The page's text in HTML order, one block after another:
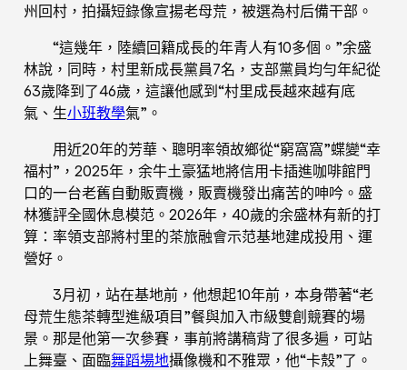
州回村，拍攝短錄像宣揚老母荒，被選為村后備干部。
“這幾年，陸續回籍成長的年青人有10多個。”余盛
林說，同時，村里新成長黨員7名，支部黨員均勻年紀從
63歲降到了46歲，這讓他感到“村里成長越來越有底
氣、生小班教學氣”。
用近20年的芳華、聰明率領故鄉從“窮窩窩”蝶變“幸
福村”，2025年，余牛土豪猛地將信用卡插進咖啡館門
口的一台老舊自動販賣機，販賣機發出痛苦的呻吟。盛
林獲評全國休息模范。2026年，40歲的余盛林有新的打
算：率領支部將村里的茶旅融會示范基地建成投用、運
營好。
3月初，站在基地前，他想起10年前，本身帶著“老
母荒生態茶轉型進級項目”餐與加入市級雙創競賽的場
景。那是他第一次參賽，事前將講稿背了很多遍，可站
上舞臺、面臨舞蹈場地攝像機和不雅眾，他“卡殼”了。